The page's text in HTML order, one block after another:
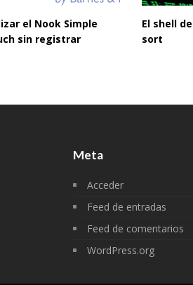
el Nook Simple
sin registrar
El shell
sort
Meta
Acceder
Feed de entradas
Feed de comentarios
WordPress.org